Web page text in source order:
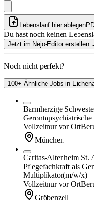
Lebenslauf hier ablegen
Du hast noch keinen
Jetzt im Nejo-Editor erstellen
Noch nicht perfekt?
100+ Ähnliche Jobs in
Barmherzige
Vollzeitnur vor Ort
München
Caritas-Altenheim St.
Pflegefachkraft als
Multiplikator(m/w/x)
Vollzeitnur vor Ort
Gröbenzell